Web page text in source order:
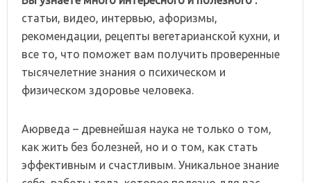
статьи, видео, интервью, афоризмы,
рекомендации, рецепты вегетарианской кухни, и
все то, что поможет вам получить проверенные
тысячелетние знания о психическом и
физическом здоровье человека.
Аюрведа – древнейшая наука не только о том,
как жить без болезней, но и о том, как стать
эффективным и счастливым. Уникальное знание